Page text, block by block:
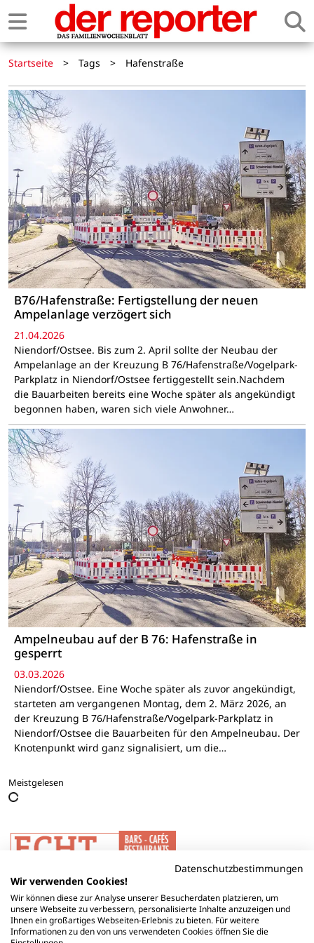
Startseite > Tags > Hafenstraße
B76/Hafenstraße: Fertigstellung der neuen
Ampelanlage verzögert sich
21.04.2026
Niendorf/Ostsee. Bis zum 2. April sollte der Neubau der
Ampelanlage an der Kreuzung B 76/Hafenstraße/Vogelpark-
Parkplatz in Niendorf/Ostsee fertiggestellt sein.Nachdem
die Bauarbeiten bereits eine Woche später als angekündigt
begonnen haben, waren sich viele Anwohner…
Ampelneubau auf der B 76: Hafenstraße in
gesperrt
03.03.2026
Niendorf/Ostsee. Eine Woche später als zuvor angekündigt,
starteten am vergangenen Montag, dem 2. März 2026, an
der Kreuzung B 76/Hafenstraße/Vogelpark-Parkplatz in
Niendorf/Ostsee die Bauarbeiten für den Ampelneubau. Der
Knotenpunkt wird ganz signalisiert, um die…
Meistgelesen
Datenschutzbestimmungen
Wir verwenden Cookies!
Wir können diese zur Analyse unserer Besucherdaten platzieren, um
unsere Webseite zu verbessern, personalisierte Inhalte anzuzeigen und
Ihnen ein großartiges Webseiten-Erlebnis zu bieten. Für weitere
Informationen zu den von uns verwendeten Cookies öffnen Sie die